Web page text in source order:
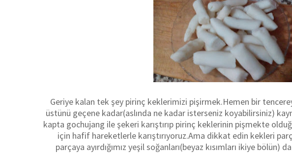
Geriye kalan tek şey pirinç keklerimizi pişirmek.Hemen bir
üstünü geçene kadar(aslında ne kadar isterseniz koyabilirsiniz)
kapta gochujang ile şekeri karıştırıp pirinç keklerinin pişmekte
için hafif hareketlerle karıştırıyoruz.Ama dikkat edin kekleri
parçaya ayırdığımız yeşil soğanları(beyaz kısımları ikiye bölün)